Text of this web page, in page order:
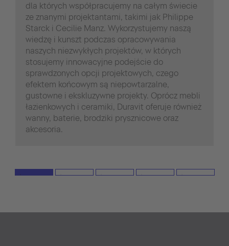
dla których współpracujemy na całym świecie
ze znanymi projektantami, takimi jak Philippe
Starck i Cecilie Manz. Wykorzystujemy naszą
wiedzę i kunszt podczas opracowywania
naszych niezwykłych projektów, w których
stosujemy innowacyjne podejście do
sprawdzonych opcji projektowych, czego
efektem końcowym są niepowtarzalne,
gustowne i ekskluzywne projekty. Oprócz mebli
łazienkowych i ceramiki, Duravit oferuje również
wanny, baterie, brodziki prysznicowe oraz
akcesoria.